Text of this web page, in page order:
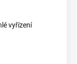
vyřízení